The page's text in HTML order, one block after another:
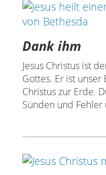
Dank ihm
Jesus Christus ist
Gottes. Er ist unser
Christus zur Erde.
Sünden und Fehler